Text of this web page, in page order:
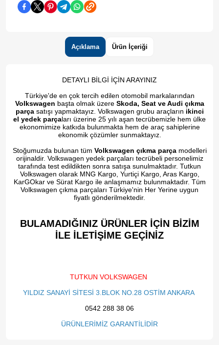
Açıklama Ürün İçeriği
DETAYLI BİLGİ İÇİN ARAYINIZ
Türkiye'de en çok tercih edilen otomobil markalarından
Volkswagen başta olmak üzere Skoda, Seat ve Audi çıkma
parçasatışı yapmaktayız. Volkswagen grubu araçların ikinci
el yedek parçaları üzerine 25 yılı aşan tecrübemizle hem ülke
ekonomimize katkıda bulunmakta hem de araç sahiplerine
ekonomik çözümler sunmaktayız.
Stoğumuzda bulunan tüm Volkswagen çıkma parçamodelleri
orijinaldir. Volkswagen yedek parçaları tecrübeli personelimiz
tarafında test edildikten sonra satışa sunulmaktadır. Tutkun
Volkswagen olarak MNG Kargo, Yurtiçi Kargo, Aras Kargo,
KarGOkar ve Sürat Kargo ile anlaşmamız bulunmaktadır. Tüm
Volkswagen çıkma parçaları Türkiye'nin Her Yerine uygun
fiyatlı gönderilmektedir.
BULAMADIĞINIZ ÜRÜNLER İÇİN BİZİM
İLE İLETİŞİME GEÇİNİZ​
TUTKUN VOLKSWAGEN
YILDIZ SANAYİ SİTESİ 3.BLOK NO.28 OSTİM ANKARA
0542 288 38 06
ÜRÜNLERİMİZ GARANTİLİDİR